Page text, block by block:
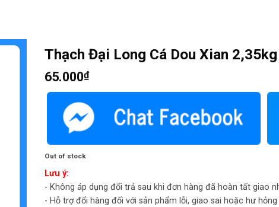
Thạch Đại Long Cá Dou Xian
65.000₫
Out of stock
Lưu ý:
- Không áp dụng đổi trả sau khi đơn hàng đã hoàn tất giao
- Hỗ trợ đổi hàng đối với sản phẩm lỗi, giao sai hoặc hư